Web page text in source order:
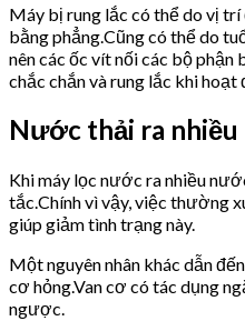
Máy bị rung lắc có thể do vị
bằng phẳng.Cũng có thể do
nên các ốc vít nối các bộ phận
chắc chắn và rung lắc khi hoạt
Nước thải ra nhiều
Khi máy lọc nước ra nhiều
tắc.Chính vì vậy, việc thường
giúp giảm tình trạng này.
Một nguyên nhân khác dẫn
cơ hỏng.Van cơ có tác dụng
ngược.